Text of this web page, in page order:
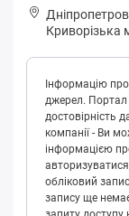
Кpивopізькa
Інформацію
джерел. Портал
достовірність
компанії - Ви
інформацією
обліковий
запису ще